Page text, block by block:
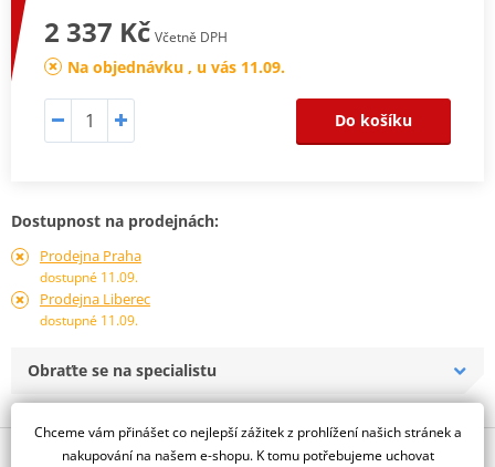
2 337 Kč Včetně DPH
Na objednávku , u vás 11.09.
Do košíku
Dostupnost na prodejnách:
Prodejna Praha
dostupné 11.09.
Prodejna Liberec
dostupné 11.09.
Obraťte se na specialistu
Popis a parametry
Chceme vám přinášet co nejlepší zážitek z prohlížení našich stránek a
nakupování na našem e-shopu. K tomu potřebujeme uchovat